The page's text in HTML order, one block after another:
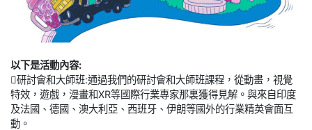
以下是活動內容:
研討會和大師班:通過我們的研討會和大師班課程，從動畫，視覺
特效，遊戲，漫畫和XR等國際行業專家那裏獲得見解。與來自印度
及法國、德國、澳大利亞、西班牙、伊朗等國外的行業精英會面互
動。